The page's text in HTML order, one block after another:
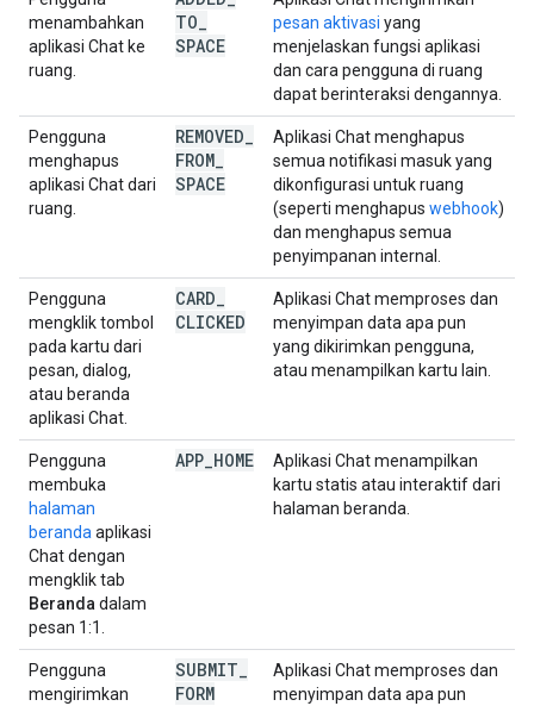
menambahkan
aplikasi Chat ke
ruang.
TO
SPACE
pesan aktivasi yang
menjelaskan fungsi aplikasi
dan cara pengguna di ruang
dapat berinteraksi dengannya.
Pengguna
menghapus
aplikasi Chat dari
ruang.
REMOVED
FROM
SPACE
Aplikasi Chat menghapus
semua notifikasi masuk yang
dikonfigurasi untuk ruang
(seperti menghapus webhook)
dan menghapus semua
penyimpanan internal.
Pengguna
mengklik tombol
pada kartu dari
pesan, dialog,
atau beranda
aplikasi Chat.
CARD
CLICKED
Aplikasi Chat memproses dan
menyimpan data apa pun
yang dikirimkan pengguna,
atau menampilkan kartu lain.
Pengguna
membuka
halaman
beranda aplikasi
Chat dengan
mengklik tab
Beranda dalam
pesan 1:1.
APP HOME
Aplikasi Chat menampilkan
kartu statis atau interaktif dari
halaman beranda.
Pengguna
mengirimkan
SUBMIT
FORM
Aplikasi Chat memproses dan
menyimpan data apa pun